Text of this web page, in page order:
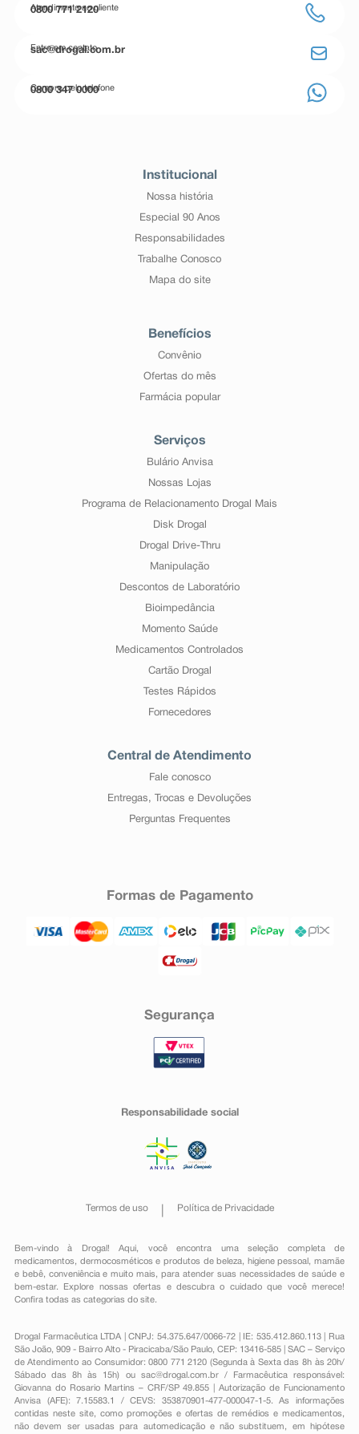
Atendimento ao cliente
0800 771 2120
Entre em contato
sac@drogal.com.br
Compre pelo telefone
0800 347 0000
Institucional
Nossa história
Especial 90 Anos
Responsabilidades
Trabalhe Conosco
Mapa do site
Benefícios
Convênio
Ofertas do mês
Farmácia popular
Serviços
Bulário Anvisa
Nossas Lojas
Programa de Relacionamento Drogal Mais
Disk Drogal
Drogal Drive-Thru
Manipulação
Descontos de Laboratório
Bioimpedância
Momento Saúde
Medicamentos Controlados
Cartão Drogal
Testes Rápidos
Fornecedores
Central de Atendimento
Fale conosco
Entregas, Trocas e Devoluções
Perguntas Frequentes
Formas de Pagamento
Segurança
Responsabilidade social
Termos de uso Política de Privacidade
Bem-vindo à Drogal! Aqui, você encontra uma seleção completa de
medicamentos , dermocosméticos e produtos de beleza, higiene pessoal ,mamãe
e bebê, conveniênciae muito mais, para atender suas necessidades de saúde e
bem-estar. Explore nossas ofertas e descubra o cuidado que você merece!
Confira todas as categorias do site.
Drogal Farmacêutica LTDA | CNPJ: 54.375.647/0066-72 | IE: 535.412.860.113 | Rua
São João, 909 - Bairro Alto - Piracicaba/São Paulo, CEP: 13416-585 | SAC – Serviço
de Atendimento ao Consumidor: 0800 771 2120 (Segunda à Sexta das 8h às 20h/
Sábado das 8h às 15h) ou sac@drogal.com.br/ Farmacêutica responsável:
Giovanna do Rosario Martins – CRF/SP 49.855 | Autorização de Funcionamento
Anvisa (AFE): 7.15583.1 / CEVS: 353870901-477-000047-1-5. As informações
contidas neste site, como promoções e ofertas de remédios e medicamentos,
não devem ser usadas para automedicação e não substituem, em hipótese